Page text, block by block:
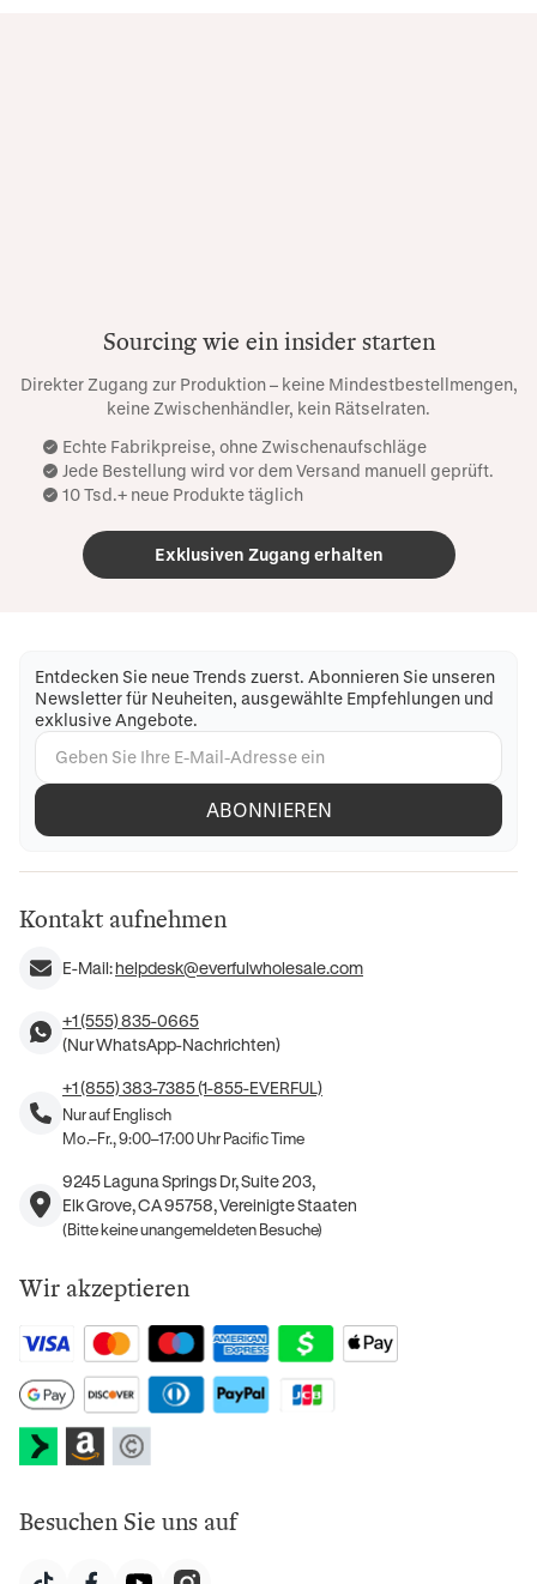
Sourcing wie ein insider starten
Direkter Zugang zur Produktion – keine Mindestbestellmengen,
keine Zwischenhändler, kein Rätselraten.
Echte Fabrikpreise, ohne Zwischenaufschläge
Jede Bestellung wird vor dem Versand manuell geprüft.
10 Tsd.+ neue Produkte täglich
Exklusiven Zugang erhalten
Entdecken Sie neue Trends zuerst. Abonnieren Sie unseren
Newsletter für Neuheiten, ausgewählte Empfehlungen und
exklusive Angebote.
ABONNIEREN
Kontakt aufnehmen
E-Mail:helpdesk@everfulwholesale.com
+1 (555) 835-0665
(Nur WhatsApp-Nachrichten)
+1 (855) 383-7385 (1-855-EVERFUL)
Nur auf Englisch
Mo.–Fr., 9:00–17:00 Uhr Pacific Time
9245 Laguna Springs Dr, Suite 203,
Elk Grove, CA 95758, Vereinigte Staaten
(Bitte keine unangemeldeten Besuche)
Wir akzeptieren
Besuchen Sie uns auf